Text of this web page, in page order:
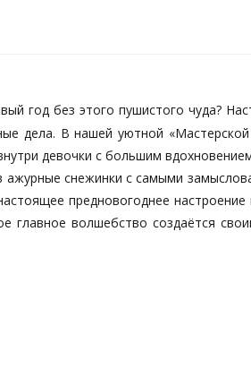
год без этого пушистого чуда?
дела. В нашей уютной
девочки с большим
снежинки с самыми
предновогоднее настроение
главное волшебство создаётся